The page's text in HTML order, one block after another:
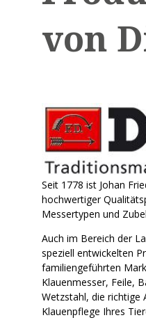
von
Seit 1778 ist Johan
hochwertiger
Messertypen und
Auch im Bereich der
speziell entwickelten
familiengeführten
Klauenmesser, Feile,
Wetzstahl, die richtige
Klauenpflege Ihres